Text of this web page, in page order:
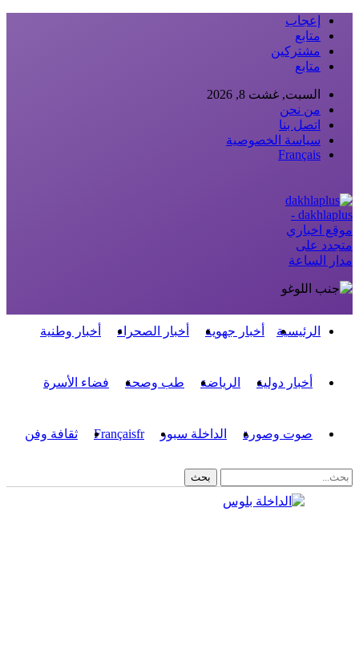
إعجاب
متابع
مشتركين
متابع
السبت, غشت 8, 2026
من نحن
اتصل بنا
سياسة الخصوصية
Français
dakhlaplus -
موقع اخباري
متجدد على
مدار الساعة
الرئيسية أخبار جهوية أخبار الصحراء أخبار وطنية
أخبار دولية الرياضة طب وصحة فضاء الأسرة
صوت وصورة الداخلة سبور Françaisfr ثقافة وفن